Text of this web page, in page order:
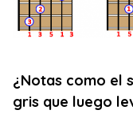
¿Notas como el
gris que luego